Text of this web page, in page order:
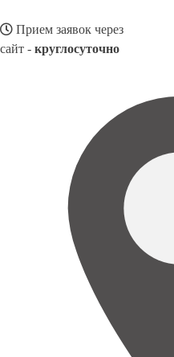
Прием заявок через
сайт - круглосуточно